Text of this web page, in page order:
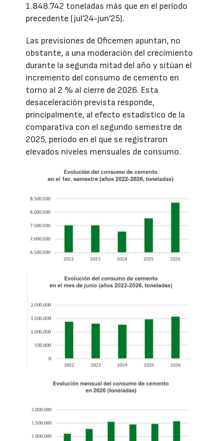
1.848.742 toneladas más que en el período
precedente (jul’24-jun’25).
Las previsiones de Oficemen apuntan, no
obstante, a una moderación del crecimiento
durante la segunda mitad del año y sitúan el
incremento del consumo de cemento en
torno al 2 % al cierre de 2026. Esta
desaceleración prevista responde,
principalmente, al efecto estadístico de la
comparativa con el segundo semestre de
2025, período en el que se registraron
elevados niveles mensuales de consumo.